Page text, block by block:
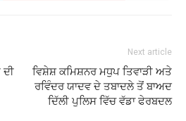
ਦੀ
Next article
ਵਿਸ਼ੇਸ਼ ਕਮਿਸ਼ਨਰ ਮਧੁਪ ਤਿਵਾੜੀ ਅਤੇ
ਰਵਿੰਦਰ ਯਾਦਵ ਦੇ ਤਬਾਦਲੇ ਤੋਂ ਬਾਅਦ
ਦਿੱਲੀ ਪੁਲਿਸ ਵਿੱਚ ਵੱਡਾ ਫੇਰਬਦਲ